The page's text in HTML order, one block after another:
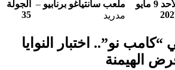
الأحد 9 مايو
ملعب سانتياغو برنابيو –
مدريد
الجولة
35
نو”.. اختبار النوايا
الهيمنة